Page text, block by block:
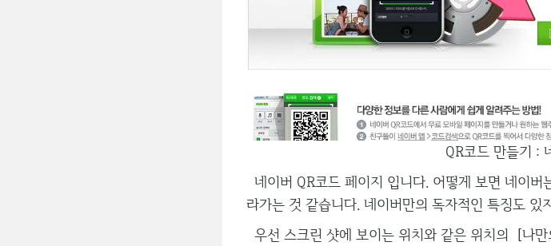
QR코드 만들기 :
네이버 QR코드 페이지 입니다. 어떻게 보면 네이
라가는 것 같습니다. 네이버만의 독자적인 특징도 있
우선 스크린 샷에 보이는 위치와 같은 위치의 [나